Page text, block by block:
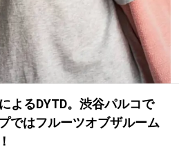
よるDYTD。渋谷パルコで
ではフルーツオブザルーム